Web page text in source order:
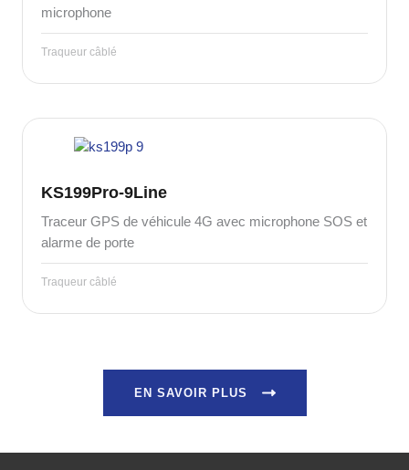
microphone
Traqueur câblé
KS199Pro-9Line
Traceur GPS de véhicule 4G avec microphone SOS et
alarme de porte
Traqueur câblé
EN SAVOIR PLUS